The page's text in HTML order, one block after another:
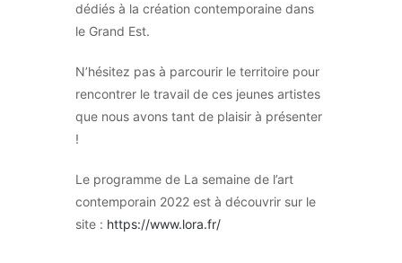
dédiés à la création contemporaine dans
le Grand Est.
N’hésitez pas à parcourir le territoire pour
rencontrer le travail de ces jeunes artistes
que nous avons tant de plaisir à présenter
!
Le programme de La semaine de l’art
contemporain 2022 est à découvrir sur le
site : https://www.lora.fr/